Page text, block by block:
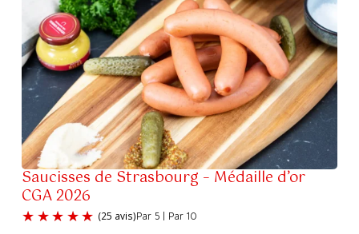
Saucisses de Strasbourg – Médaille d’or
CGA 2026
Par 5 | Par 10